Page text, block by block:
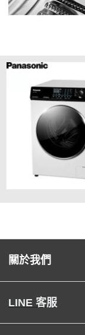
關於我們
LINE 客服